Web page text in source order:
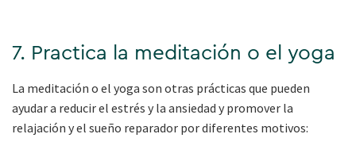
7. Practica la meditación o el yoga
La meditación o el yoga son otras prácticas que pueden
ayudar a reducir el estrés y la ansiedad y promover la
relajación y el sueño reparador por diferentes motivos: